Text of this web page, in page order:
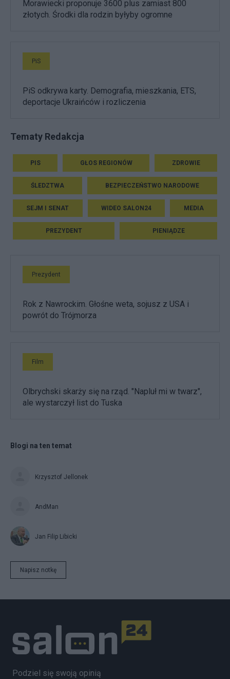
Morawiecki proponuje 3600 plus zamiast 800
złotych. Środki dla rodzin byłyby ogromne
PiS
PiS odkrywa karty. Demografia, mieszkania, ETS,
deportacje Ukraińców i rozliczenia
Tematy Redakcja
PIS GŁOS REGIONÓW ZDROWIE
ŚLEDZTWA BEZPIECZEŃSTWO NARODOWE
SEJM I SENAT WIDEO SALON24 MEDIA
PREZYDENT PIENIĄDZE
Prezydent
Rok z Nawrockim. Głośne weta, sojusz z USA i
powrót do Trójmorza
Film
Olbrychski skarży się na rząd. "Napluł mi w twarz",
ale wystarczył list do Tuska
Blogi na ten temat
Krzysztof Jellonek
AndMan
Jan Filip Libicki
Napisz notkę
Podziel się swoją opinią